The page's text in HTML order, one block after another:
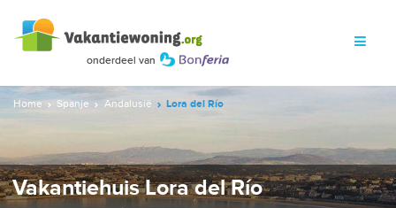
Home Spanje Andalusië Lora del Río
Vakantiehuis Lora del Río